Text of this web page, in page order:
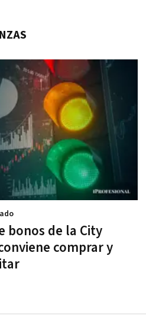
bonos de la City
comprar y